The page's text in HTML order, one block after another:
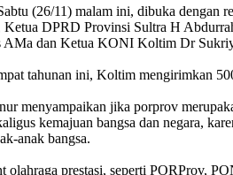
(26/11) malam ini, dibuka
DPRD Provinsi Sultra H
dan Ketua KONI Koltim Dr
tahunan ini, Koltim mengirimkan
menyampaikan jika porprov
kemajuan bangsa dan negara,
anak bangsa.
prestasi, seperti PORProv,